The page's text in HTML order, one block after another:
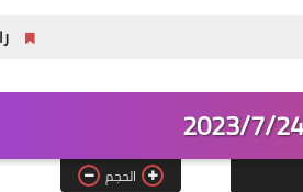
رابط نتائج السادس الاعدادي 2026
الحجم